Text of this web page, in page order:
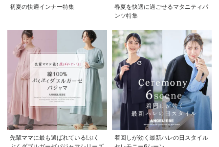
初夏の快適インナー特集
春夏を快適に過ごせるマタニティパ
ンツ特集
先輩ママに最も選ばれている!ぷく
着回しが効く最新ハレの日スタイル